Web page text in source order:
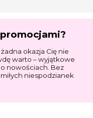
okazja Cię nie
warto – wyjątkowe
nowościach. Bez
niespodzianek